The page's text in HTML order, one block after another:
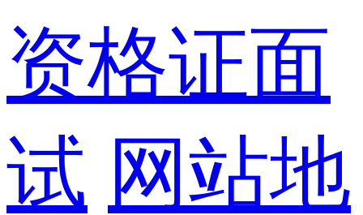
资格证面
试 网站地